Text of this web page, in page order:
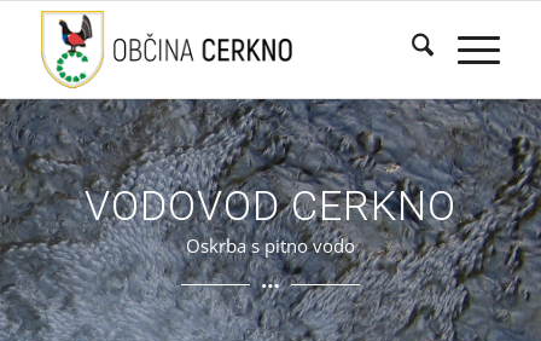
VODOVOD CERKNO
Oskrba s pitno vodo